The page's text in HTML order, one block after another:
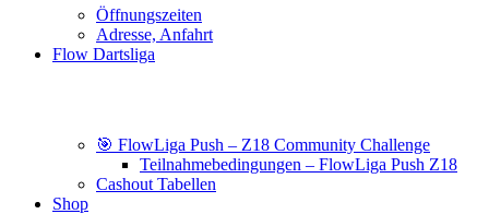
Öffnungszeiten
Adresse, Anfahrt
Flow Dartsliga
🎯 FlowLiga Push – Z18 Community Challenge
Teilnahmebedingungen – FlowLiga Push Z18
Cashout Tabellen
Shop